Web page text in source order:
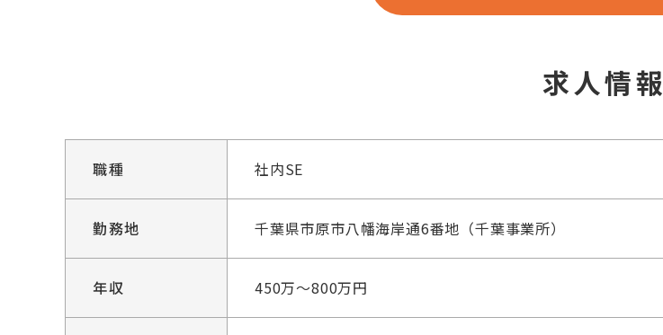
求人情報
職種 社内SE
勤務地 千葉県市原市八幡海岸通6番地（千葉事業所）
年収 450万～800万円